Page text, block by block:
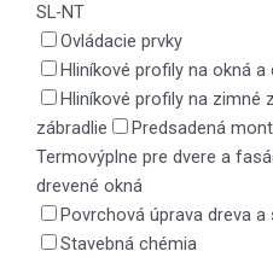
SL-NT
Ovládacie prvky
Hliníkové profily na okná a
Hliníkové profily na zimné
zábradlie
Predsadená
Termovýplne pre dvere a
drevené okná
Povrchová úprava dreva
Stavebná chémia